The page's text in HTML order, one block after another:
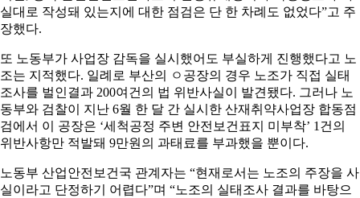
실대로 작성돼 있는지에 대한 점검은 단 한 차례도 없었다”고 주
장했다.
또 노동부가 사업장 감독을 실시했어도 부실하게 진행했다고 노
조는 지적했다. 일례로 부산의 ㅇ공장의 경우 노조가 직접 실태
조사를 벌인결과 200여건의 법 위반사실이 발견됐다. 그러나 노
동부와 검찰이 지난 6월 한 달 간 실시한 산재취약사업장 합동점
검에서 이 공장은 ‘세척공정 주변 안전보건표지 미부착’ 1건의
위반사항만 적발돼 9만원의 과태료를 부과했을 뿐이다.
노동부 산업안전보건국 관계자는 “현재로서는 노조의 주장을 사
실이라고 단정하기 어렵다”며 “노조의 실태조사 결과를 바탕으